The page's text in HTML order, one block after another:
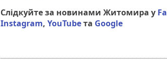
Слідкуйте за новинами Житомира у
Instagram,YouTubeта Google